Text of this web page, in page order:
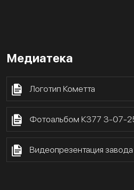
Медиатека
Логотип Кометта
Фотоальбом К377 3-07-
Видеопрезентация завода